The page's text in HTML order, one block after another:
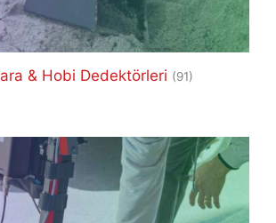
& Hobi Dedektörleri (91)